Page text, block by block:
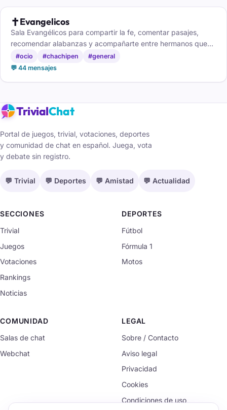
✝️Evangelicos
Sala Evangélicos para compartir la fe, comentar pasajes,
recomendar alabanzas y acompañarte entre hermanos que
caminan contigo.
#ocio #chachipen
#general
💬 44 mensajes
TrivialChat
Portal de juegos, trivial, votaciones, deportes
y comunidad de chat en español. Juega, vota
y debate sin registro.
💬 Trivial 💬 Deportes 💬 Amistad 💬 Actualidad
SECCIONES
Trivial
Juegos
Votaciones
Rankings
Noticias
DEPORTES
Fútbol
Fórmula 1
Motos
COMUNIDAD
Salas de chat
Webchat
LEGAL
Sobre / Contacto
Aviso legal
Privacidad
Cookies
Condiciones de uso